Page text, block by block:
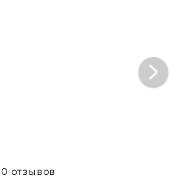
0 отзывов